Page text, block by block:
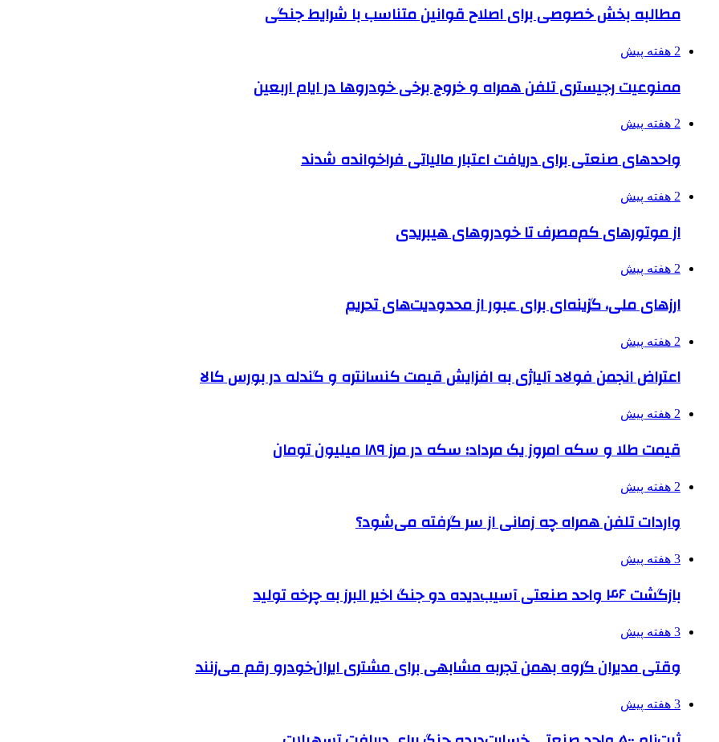
مطالبه بخش خصوصی برای اصلاح قوانین متناسب با شرایط جنگی
2 هفته پیش
ممنوعیت رجیستری تلفن همراه و خروج برخی خودروها در ایام اربعین
2 هفته پیش
واحدهای صنعتی برای دریافت اعتبار مالیاتی فراخوانده شدند
2 هفته پیش
از موتورهای کم‌مصرف تا خودروهای هیبریدی
2 هفته پیش
ارزهای ملی، گزینه‌ای برای عبور از محدودیت‌های تحریم
2 هفته پیش
اعتراض انجمن فولاد آلیاژی به افزایش قیمت کنسانتره و گندله در بورس کالا
2 هفته پیش
قیمت طلا و سکه امروز یک مرداد؛ سکه در مرز ۱۸۹ میلیون تومان
2 هفته پیش
واردات تلفن همراه چه زمانی از سر گرفته می‌شود؟
3 هفته پیش
بازگشت ۴۶ واحد صنعتی آسیب‌دیده دو جنگ اخیر البرز به چرخه تولید
3 هفته پیش
وقتی مدیران گروه بهمن تجربه مشابهی برای مشتری ایران‌خودرو رقم می‌زنند
3 هفته پیش